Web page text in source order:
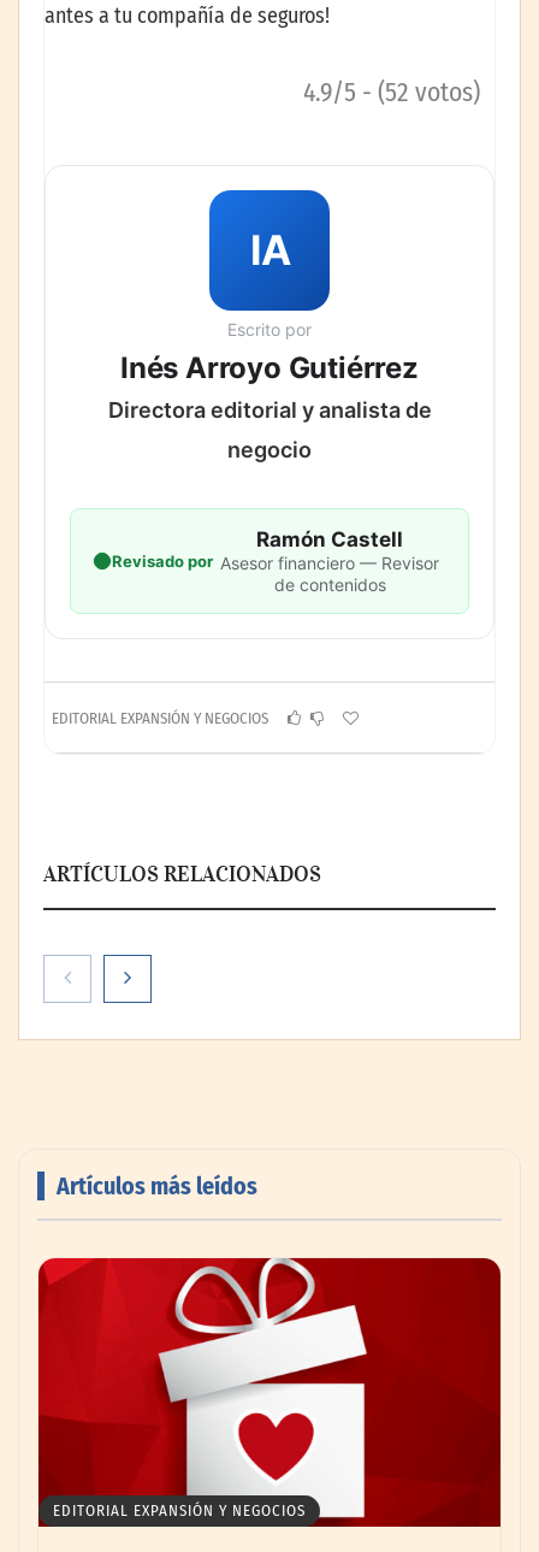
antes a tu compañía de seguros!
4.9/5 - (52 votos)
IA
Escrito por
Inés Arroyo Gutiérrez
Directora editorial y analista de
negocio
Revisado por
Ramón Castell
Asesor financiero — Revisor
de contenidos
EDITORIAL EXPANSIÓN Y NEGOCIOS
ARTÍCULOS RELACIONADOS
El secreto de los profesionales para
ampliar visualmente cualquier habitación
Artículos más leídos
EDITORIAL EXPANSIÓN Y NEGOCIOS